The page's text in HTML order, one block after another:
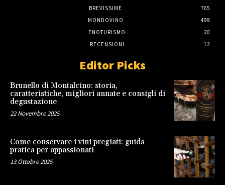
BREVISSIME
765
MONDOVINO
499
ENOTURISMO
20
RECENSIONI
12
Editor Picks
Brunello di Montalcino: storia,
caratteristiche, migliori annate e consigli di
degustazione
22 Novembre 2025
Come conservare i vini pregiati: guida
pratica per appassionati
13 Ottobre 2025